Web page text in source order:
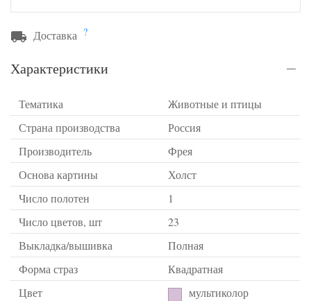
Доставка ?
Характеристики
Тематика
Животные и птицы
Страна производства
Россия
Производитель
Фрея
Основа картины
Холст
Число полотен
1
Число цветов, шт
23
Выкладка/вышивка
Полная
Форма страз
Квадратная
Цвет
мультиколор